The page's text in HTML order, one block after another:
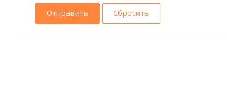
Сбросить